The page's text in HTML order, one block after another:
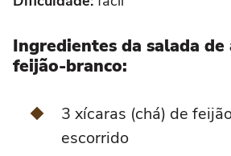
Ingredientes da salada de
feijão-branco:
3 xícaras (chá) de
escorrido